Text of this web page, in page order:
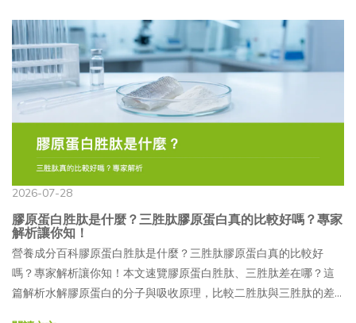
開始應用於部分注射型療程，進一步帶動這項成分在亞洲消費市場
的討論度。在臺灣，PDRN 目前可見於保養品及口服保健食品中；
若作為食品原料使用，產品仍屬一般食品範疇，並非藥品。—
PDRN 的作用機制介紹目前較常被研究討論的作用機制，是 PDRN
可能透過作用於 A2A 腺苷受體（Adenosine A2A Receptor），影
泌。另一項研究方向則認為，PDRN 經水解後釋放出的核苷酸，可
能成為細胞代謝與修復過程中可利用的基礎原料。💪科普補充：什
麼是 A2A 腺苷受體？A2A 腺苷受體分布於皮膚、血管與肌肉等多種
組織。需要注意的是，目前口服 PDRN 的相關研究仍以體外或動物
試驗為主，口服 PDRN 的人體研究數量仍相對有限，其生物利用率
也有待更多研究持續釐清。— PDRN 基本資料一覽●學名：
Polydeoxyribonucleotide（多聚去氧核醣核苷酸）●主要來源：鮭
魚精巢 DNA（Chum salmon／Oncorhynchus keta）●分子性質：
外泌體與膠原蛋白保健食品有什麼不同？04麗珠蘭有副作用嗎？注
意事項有哪些？05喝的、口服麗珠蘭是什麼？保健食品定義看這
邊！06喝的、口服麗珠蘭常見 QA聊到「麗珠蘭」，你可能會先想
到近年受到關注的醫美療程，也可能好奇麗珠蘭究竟是什麼。除了
常見的療程之外，市面上也陸續出現喝的麗珠蘭、口服麗珠蘭等保
健食品，兩者究竟有什麼差別？又該怎麼挑選才符合自己的需求？
本文將帶大家認識喝的與口服麗珠蘭的特色，並整理選購時可以留
意的方向，幫助你看懂產品資訊，選擇更適合自己的日常補充方
式！ 麗珠蘭是什麼？原理解析告訴你！麗珠蘭（Rejuran）是由韓國
PharmaResearch Co., Ltd. 開發的注射型醫療器材，主要成分為
PN（Polynucleotide，聚核苷酸）。其原料取自鮭魚 DNA，經純化
及相關製程處理後，製成注射劑型，須由專業醫師依照個人膚況與
需求評估並執行，屬於醫療行為，並非一般居家使用的保養品。—
PN 和 PDRN 有什麼不同？PN 與 PDRN 都屬於與 DNA 片段相關的
2026-07-28
膠原蛋白胜肽是什麼？三胜肽膠原蛋白真的比較好嗎？專家
解析讓你知！
營養成分百科膠原蛋白胜肽是什麼？三胜肽膠原蛋白真的比較好
嗎？專家解析讓你知！本文速覽膠原蛋白胜肽、三胜肽差在哪？這
篇解析水解膠原蛋白的分子與吸收原理，比較二胜肽與三胜肽的差